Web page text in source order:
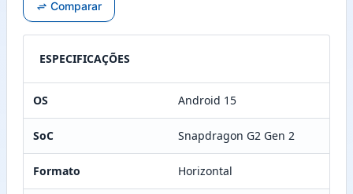
Comparar
ESPECIFICAÇÕES
OS Android 15
SoC Snapdragon G2 Gen 2
Formato Horizontal